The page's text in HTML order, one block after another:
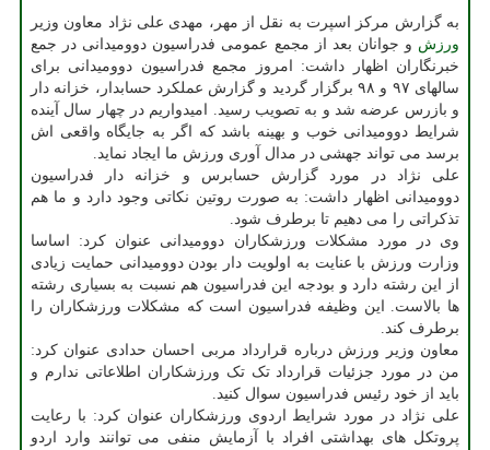
به گزارش مرکز اسپرت به نقل از مهر، مهدی علی نژاد معاون وزیر
ورزش و جوانان بعد از مجمع عمومی فدراسیون دوومیدانی در جمع
خبرنگاران اظهار داشت: امروز مجمع فدراسیون دوومیدانی برای
سالهای ۹۷ و ۹۸ برگزار گردید و گزارش عملکرد حسابدار، خزانه دار
و بازرس عرضه شد و به تصویب رسید. امیدواریم در چهار سال آینده
شرایط دوومیدانی خوب و بهینه باشد که اگر به جایگاه واقعی اش
برسد می تواند جهشی در مدال آوری ورزش ما ایجاد نماید.
علی نژاد در مورد گزارش حسابرس و خزانه دار فدراسیون
دوومیدانی اظهار داشت: به صورت روتین نکاتی وجود دارد و ما هم
تذکراتی را می دهیم تا برطرف شود.
وی در مورد مشکلات ورزشکاران دوومیدانی عنوان کرد: اساسا
وزارت ورزش با عنایت به اولویت دار بودن دوومیدانی حمایت زیادی
از این رشته دارد و بودجه این فدراسیون هم نسبت به بسیاری رشته
ها بالاست. این وظیفه فدراسیون است که مشکلات ورزشکاران را
برطرف کند.
معاون وزیر ورزش درباره قرارداد مربی احسان حدادی عنوان کرد:
من در مورد جزئیات قرارداد تک تک ورزشکاران اطلاعاتی ندارم و
باید از خود رئیس فدراسیون سوال کنید.
علی نژاد در مورد شرایط اردوی ورزشکاران عنوان کرد: با رعایت
پروتکل های بهداشتی افراد با آزمایش منفی می توانند وارد اردو